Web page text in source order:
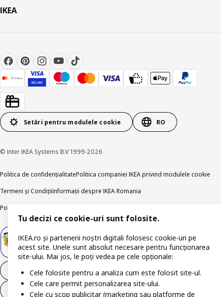
IKEA
Setări pentru modulele cookie RO
© Inter IKEA Systems B.V 1999-2026
Politica de confidențialitatePolitica companiei IKEA privind modulele cookie
Termeni și CondițiiInformații despre IKEA Romania
Politica de publicare responsabilă
Retrage-te din contract
Retrage-te din contract (servicii)
Tu decizi ce cookie-uri sunt folosite.
IKEA.ro și partenerii noștri digitali folosesc cookie-uri pe
acest site. Unele sunt absolut necesare pentru funcționarea
site-ului. Mai jos, le poți vedea pe cele opționale:
Cele folosite pentru a analiza cum este folosit site-ul.
Cele care permit personalizarea site-ului.
Cele cu scop publicitar (marketing sau platforme de